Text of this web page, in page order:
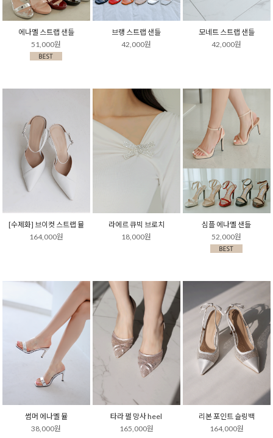
에나멜 스트랩 샌들
51,000원
브랭 스트랩 샌들
42,000원
모네트 스트랩 샌들
42,000원
[수제화] 브이컷 스트랩 뮬
164,000원
라에르 큐빅 브로치
18,000원
심플 에나멜 샌들
52,000원
썸머 에나멜 뮬
38,000원
타라 펄 망사 heel
165,000원
리본 포인트 슬링백
164,000원